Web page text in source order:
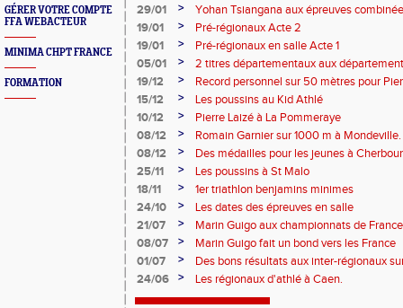
GÉRER VOTRE COMPTE
FFA WEBACTEUR
MINIMA CHPT FRANCE
FORMATION
29/01
>
Yohan Tsiangana aux épreuves
19/01
>
Pré-régionaux Acte 2
19/01
>
Pré-régionaux en salle Acte 1
05/01
>
2 titres départementaux aux
Granville
19/12 >
Record personnel sur 50 mètres pour
15/12
>
Les poussins au Kid Athlé
10/12
>
Pierre Laizé à La Pommeraye
08/12
>
Romain Garnier sur 1000 m à Mondeville.
08/12
>
Des médailles pour les jeunes à
25/11
>
Les poussins à St Malo
18/11
>
1er triathlon benjamins minimes
24/10
>
Les dates des épreuves en salle
21/07
>
Marin Guigo aux championnats de France
08/07
>
Marin Guigo fait un bond vers les France
01/07
>
Des bons résultats aux inter-régionaux
24/06
> Les régionaux d'athlé à Caen.